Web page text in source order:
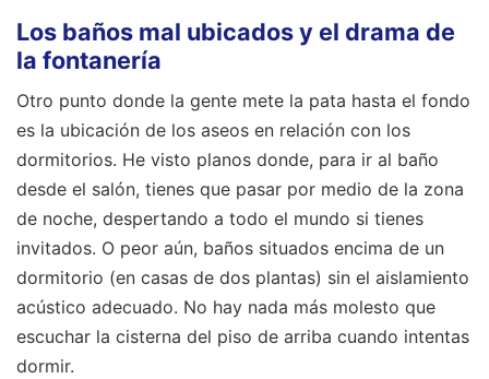
Los baños mal ubicados y el drama de
la fontanería
Otro punto donde la gente mete la pata hasta el fondo
es la ubicación de los aseos en relación con los
dormitorios. He visto planos donde, para ir al baño
desde el salón, tienes que pasar por medio de la zona
de noche, despertando a todo el mundo si tienes
invitados. O peor aún, baños situados encima de un
dormitorio (en casas de dos plantas) sin el aislamiento
acústico adecuado. No hay nada más molesto que
escuchar la cisterna del piso de arriba cuando intentas
dormir.